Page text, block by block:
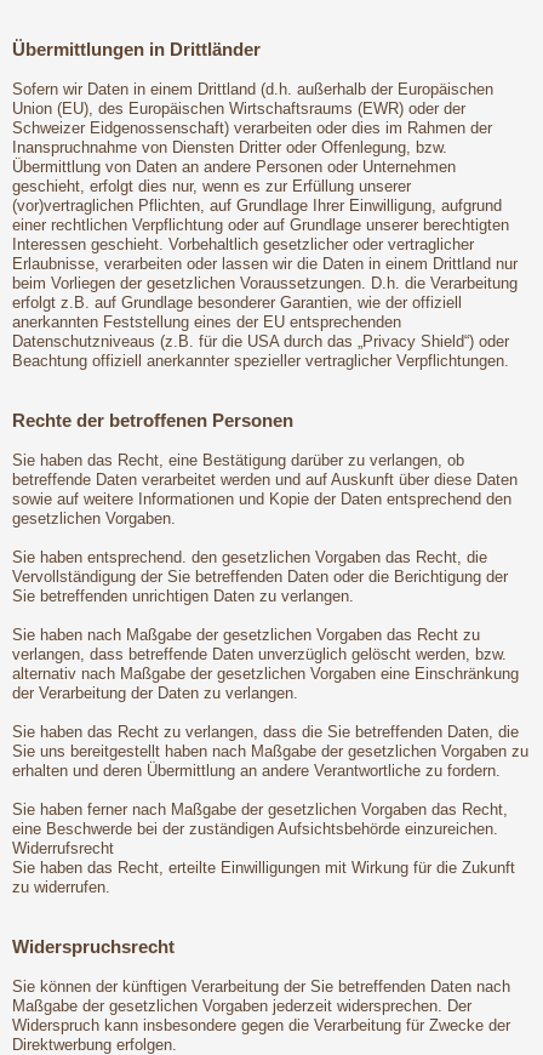
Übermittlungen in Drittländer
Sofern wir Daten in einem Drittland (d.h. außerhalb der Europäischen
Union (EU), des Europäischen Wirtschaftsraums (EWR) oder der
Schweizer Eidgenossenschaft) verarbeiten oder dies im Rahmen der
Inanspruchnahme von Diensten Dritter oder Offenlegung, bzw.
Übermittlung von Daten an andere Personen oder Unternehmen
geschieht, erfolgt dies nur, wenn es zur Erfüllung unserer
(vor)vertraglichen Pflichten, auf Grundlage Ihrer Einwilligung, aufgrund
einer rechtlichen Verpflichtung oder auf Grundlage unserer berechtigten
Interessen geschieht. Vorbehaltlich gesetzlicher oder vertraglicher
Erlaubnisse, verarbeiten oder lassen wir die Daten in einem Drittland nur
beim Vorliegen der gesetzlichen Voraussetzungen. D.h. die Verarbeitung
erfolgt z.B. auf Grundlage besonderer Garantien, wie der offiziell
anerkannten Feststellung eines der EU entsprechenden
Datenschutzniveaus (z.B. für die USA durch das „Privacy Shield“) oder
Beachtung offiziell anerkannter spezieller vertraglicher Verpflichtungen.
Rechte der betroffenen Personen
Sie haben das Recht, eine Bestätigung darüber zu verlangen, ob
betreffende Daten verarbeitet werden und auf Auskunft über diese Daten
sowie auf weitere Informationen und Kopie der Daten entsprechend den
gesetzlichen Vorgaben.
Sie haben entsprechend. den gesetzlichen Vorgaben das Recht, die
Vervollständigung der Sie betreffenden Daten oder die Berichtigung der
Sie betreffenden unrichtigen Daten zu verlangen.
Sie haben nach Maßgabe der gesetzlichen Vorgaben das Recht zu
verlangen, dass betreffende Daten unverzüglich gelöscht werden, bzw.
alternativ nach Maßgabe der gesetzlichen Vorgaben eine Einschränkung
der Verarbeitung der Daten zu verlangen.
Sie haben das Recht zu verlangen, dass die Sie betreffenden Daten, die
Sie uns bereitgestellt haben nach Maßgabe der gesetzlichen Vorgaben zu
erhalten und deren Übermittlung an andere Verantwortliche zu fordern.
Sie haben ferner nach Maßgabe der gesetzlichen Vorgaben das Recht,
eine Beschwerde bei der zuständigen Aufsichtsbehörde einzureichen.
Widerrufsrecht
Sie haben das Recht, erteilte Einwilligungen mit Wirkung für die Zukunft
zu widerrufen.
Widerspruchsrecht
Sie können der künftigen Verarbeitung der Sie betreffenden Daten nach
Maßgabe der gesetzlichen Vorgaben jederzeit widersprechen. Der
Widerspruch kann insbesondere gegen die Verarbeitung für Zwecke der
Direktwerbung erfolgen.